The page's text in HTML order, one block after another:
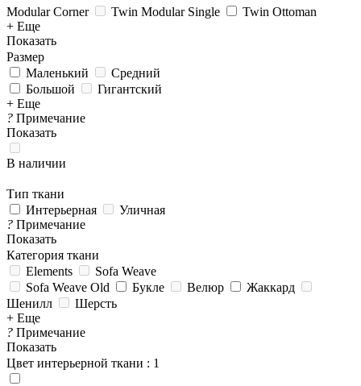
Modular Corner
Twin Modular Single
Twin Ottoman
+ Еще
Показать
Размер
Маленький
Средний
Большой
Гигантский
+ Еще
? Примечание
Показать
В наличии
Тип ткани
Интерьерная
Уличная
? Примечание
Показать
Категория ткани
Elements
Sofa Weave
Sofa Weave Old
Букле Велюр
Жаккард
Шенилл
Шерсть
+ Еще
? Примечание
Показать
Цвет интерьерной ткани : 1